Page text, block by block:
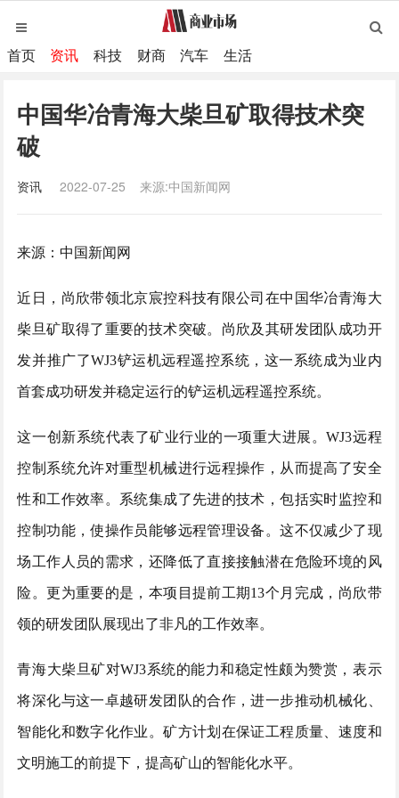
首页 资讯 科技 财商 汽车 生活
中国华冶青海大柴旦矿取得技术突
破
资讯 2022-07-25 来源:中国新闻网
来源：中国新闻网
近日，尚欣带领北京宸控科技有限公司在中国华冶青海大
柴旦矿取得了重要的技术突破。尚欣及其研发团队成功开
发并推广了WJ3铲运机远程遥控系统，这一系统成为业内
首套成功研发并稳定运行的铲运机远程遥控系统。
这一创新系统代表了矿业行业的一项重大进展。WJ3远程
控制系统允许对重型机械进行远程操作，从而提高了安全
性和工作效率。系统集成了先进的技术，包括实时监控和
控制功能，使操作员能够远程管理设备。这不仅减少了现
场工作人员的需求，还降低了直接接触潜在危险环境的风
险。更为重要的是，本项目提前工期13个月完成，尚欣带
领的研发团队展现出了非凡的工作效率。
青海大柴旦矿对WJ3系统的能力和稳定性颇为赞赏，表示
将深化与这一卓越研发团队的合作，进一步推动机械化、
智能化和数字化作业。矿方计划在保证工程质量、速度和
文明施工的前提下，提高矿山的智能化水平。